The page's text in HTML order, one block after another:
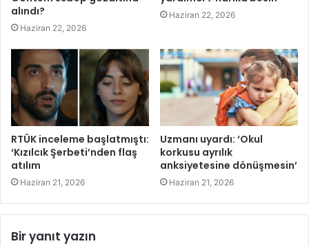
alındı?
Haziran 22, 2026
Haziran 22, 2026
RTÜK inceleme başlatmıştı:
‘Kızılcık Şerbeti’nden flaş
atılım
Haziran 21, 2026
Uzmanı uyardı: ‘Okul
korkusu ayrılık
anksiyetesine dönüşmesin’
Haziran 21, 2026
Bir yanıt yazın